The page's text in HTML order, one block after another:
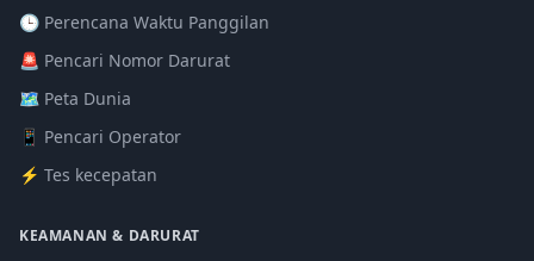
🕒 Perencana Waktu Panggilan
🚨 Pencari Nomor Darurat
🗺️ Peta Dunia
📱 Pencari Operator
⚡ Tes kecepatan
KEAMANAN & DARURAT